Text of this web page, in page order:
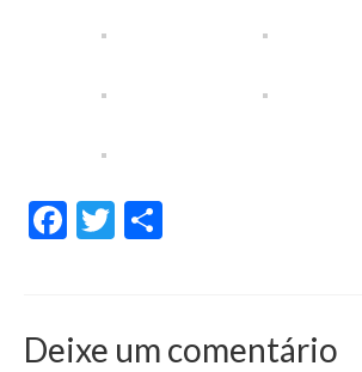
Facebook
Twitter
Deixe um comentário